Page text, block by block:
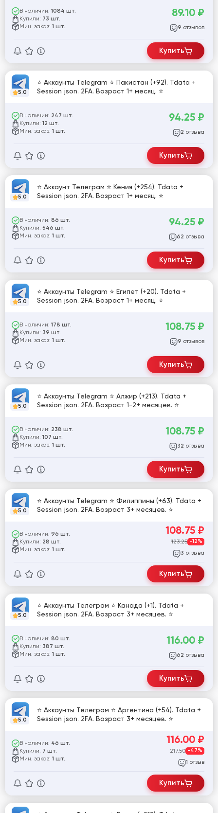
В наличии: 1084 шт.
Купили: 73 шт.
Мин. заказ: 1 шт.
89.10 ₽
9 отзывов
Купить
5.0
⭐ Аккаунты Telegram ⭐ Пакистан (+92). Tdata +
Session json. 2FA. Возраст 1+ месяц. ⭐
В наличии: 247 шт.
Купили: 12 шт.
Мин. заказ: 1 шт.
94.25 ₽
2 отзыва
Купить
5.0
⭐ Аккаунт Телеграм ⭐ Кения (+254). Tdata +
Session json. 2FA. Возраст 1+ месяц. ⭐
В наличии: 86 шт.
Купили: 546 шт.
Мин. заказ: 1 шт.
94.25 ₽
62 отзыва
Купить
5.0
⭐ Аккаунты Telegram ⭐ Египет (+20). Tdata +
Session json. 2FA. Возраст 1+ месяц. ⭐
В наличии: 178 шт.
Купили: 39 шт.
Мин. заказ: 1 шт.
108.75 ₽
9 отзывов
Купить
5.0
⭐ Аккаунты Telegram ⭐ Алжир (+213). Tdata +
Session json. 2FA. Возраст 1-2+ месяцев. ⭐
В наличии: 238 шт.
Купили: 107 шт.
Мин. заказ: 1 шт.
108.75 ₽
32 отзыва
Купить
5.0
⭐ Аккаунты Telegram ⭐ Филиппины (+63). Tdata +
Session json. 2FA. Возраст 3+ месяцев. ⭐
В наличии: 96 шт.
Купили: 28 шт.
Мин. заказ: 1 шт.
108.75 ₽
123.25 -12%
3 отзыва
Купить
5.0
⭐ Аккаунты Телеграм ⭐ Канада (+1). Tdata +
Session json. 2FA. Возраст 3+ месяцев. ⭐
В наличии: 80 шт.
Купили: 387 шт.
Мин. заказ: 1 шт.
116.00 ₽
62 отзыва
Купить
5.0
⭐ Аккаунты Телеграм ⭐ Аргентина (+54). Tdata +
Session json. 2FA. Возраст 3+ месяцев. ⭐
В наличии: 46 шт.
Купили: 7 шт.
Мин. заказ: 1 шт.
116.00 ₽
217.50 -47%
1 отзыв
Купить